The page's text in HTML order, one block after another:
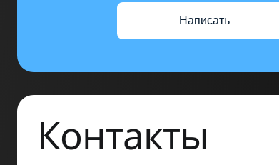
Написать
Контакты